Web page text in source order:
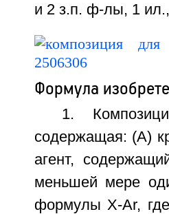
и 2 з.п. ф-лы, 1
Формула
1.
содержащая: (А)
агент,
меньшей мере
формулы Х-Ar,